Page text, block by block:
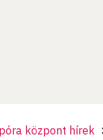
központ hírek